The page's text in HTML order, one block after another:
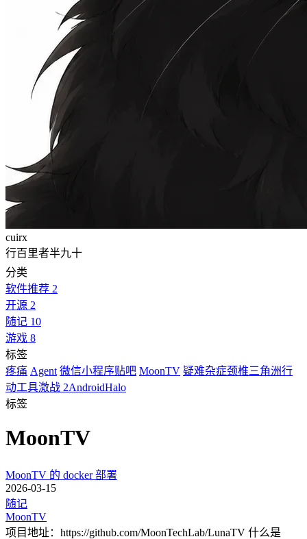
cuirx
行百里者半九十
分类
软件推荐 2
开源 2
随记 10
游戏 8
标签
疼痛 Agent 微信小程序贴吧 MoonTV 疑难杂症颈椎三角洲行
动工具激战 2AndroidHalo
标签
MoonTV
MoonTV 的 docker 部署
2026-03-15
随记
MoonTV
项目地址：https://github.com/MoonTechLab/LunaTV 什么是